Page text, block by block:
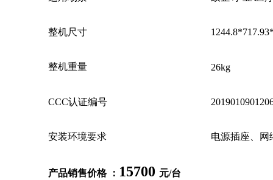
整机尺寸
整机重量 26kg
CCC认证编号
安装环境要求 电源插座、网
产品销售价格 ： 15700 元/台